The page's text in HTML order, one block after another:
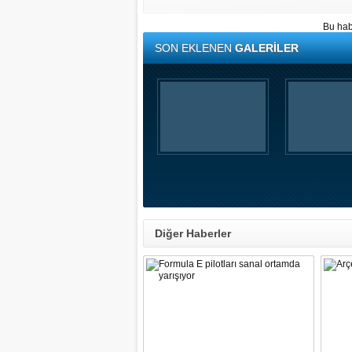
Bu
SON EKLENENGALERİLER
Diğer Haberler